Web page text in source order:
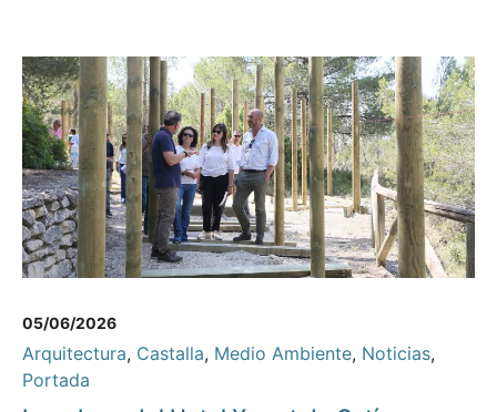
05/06/2026
Arquitectura, Castalla, Medio Ambiente, Noticias,
Portada